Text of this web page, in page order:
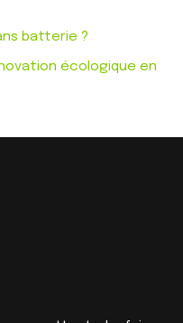
batterie ?
écologique en